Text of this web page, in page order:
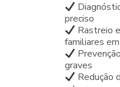
preciso
Rastreio
familiares
graves
Redução